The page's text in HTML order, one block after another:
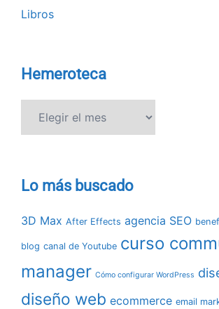
Libros
Hemeroteca
Lo más buscado
3D Max After Effects agencia SEO
blog canal de Youtube curso
manager Cómo configurar WordPress
diseño web ecommerce email